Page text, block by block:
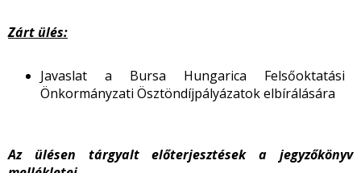
Zárt ülés:
Javaslat a Bursa Hungarica Felsőoktatási
Önkormányzati Ösztöndíjpályázatok elbírálására
Az ülésen tárgyalt előterjesztések a jegyzőkönyv